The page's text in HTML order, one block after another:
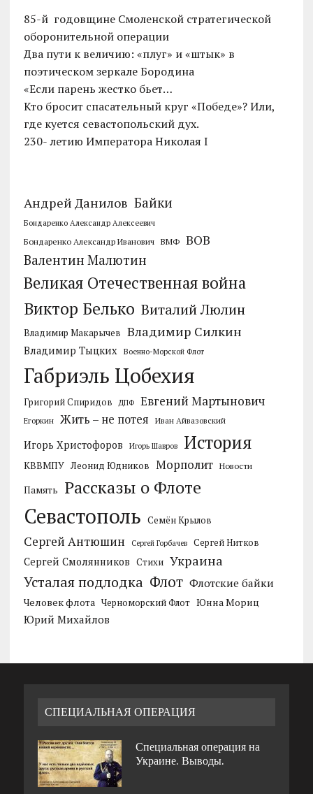
85-й годовщине Смоленской стратегической
оборонительной операции
Два пути к величию: «плуг» и «штык» в
поэтическом зеркале Бородина
«Если парень жестко бьет…
Кто бросит спасательный круг «Победе»? Или,
где куется севастопольский дух.
230- летию Императора Николая I
Андрей Данилов Байки
Бондаренко Александр Алексеевич
Бондаренко Александр Иванович ВМФ ВОВ
Валентин Малютин
Великая Отечественная война
Виктор Белько Виталий Люлин
Владимир Макарычев Владимир Силкин
Владимир Тыцких Военно-Морской Флот
Габриэль Цобехия
Григорий Спиридов ДПФ Евгений Мартынович
Егоркин Жить – не потея Иван Айвазовский
Игорь Христофоров Игорь Шавров История
КВВМПУ Леонид Юдников Морполит Новости
Память Рассказы о Флоте
Севастополь Семён Крылов
Сергей Антюшин Сергей Горбачев Сергей Нитков
Сергей Смолянников Стихи Украина
Усталая подлодка Флот Флотские байки
Человек флота Черноморский Флот Юнна Мориц
Юрий Михайлов
СПЕЦИАЛЬНАЯ ОПЕРАЦИЯ
Специальная операция на
Украине. Выводы.